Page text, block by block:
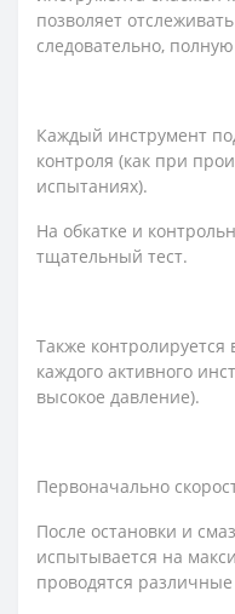
позволяет
следовательно,
Каждый инструмент
контроля (как при
испытаниях).
На обкатке и
тщательный тест.
Также
каждого активного
высокое давление).
Первоначально
После остановки и
испытывается на
проводятся